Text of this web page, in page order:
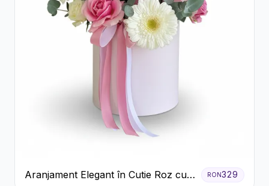
Aranjament Elegant în Cutie Roz cu
RON329